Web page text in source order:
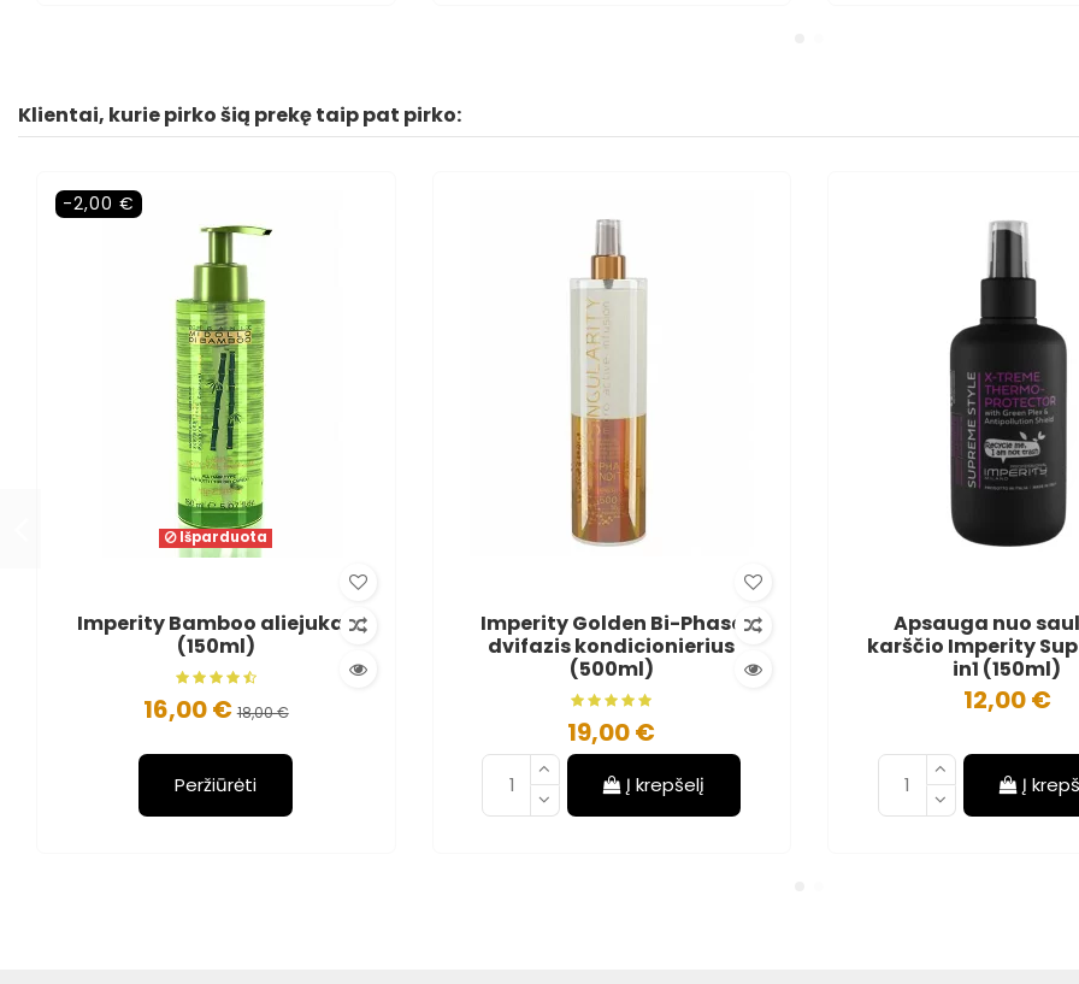
Klientai, kurie pirko šią prekę taip pat pirko:
-2,00 €
Išparduota
Imperity Bamboo aliejukas
(150ml)
16,00 €18,00 €
Peržiūrėti
Imperity Golden Bi-Phase
dvifazis kondicionierius
(500ml)
19,00 €
Į krepšelį
Apsauga nuo
karščio Imperity
in1 (150ml)
12,00 €
Į